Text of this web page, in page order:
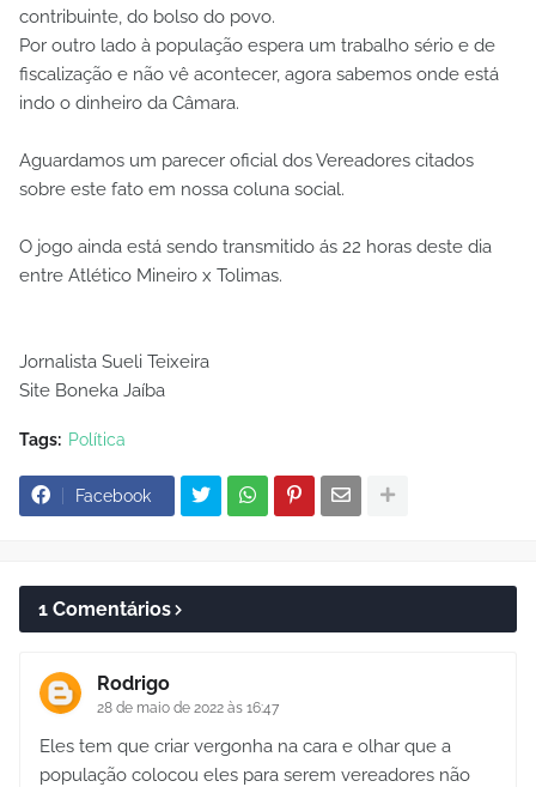
contribuinte, do bolso do povo.
Por outro lado à população espera um trabalho sério e de
fiscalização e não vê acontecer, agora sabemos onde está
indo o dinheiro da Câmara.
Aguardamos um parecer oficial dos Vereadores citados
sobre este fato em nossa coluna social.
O jogo ainda está sendo transmitido ás 22 horas deste dia
entre Atlético Mineiro x Tolimas.
Jornalista Sueli Teixeira
Site Boneka Jaíba
Tags: Política
Facebook
1 Comentários
Rodrigo
28 de maio de 2022 às 16:47
Eles tem que criar vergonha na cara e olhar que a
população colocou eles para serem vereadores não